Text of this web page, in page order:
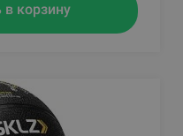
в корзину